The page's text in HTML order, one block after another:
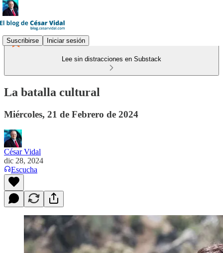
Suscribirse Iniciar sesión
Lee sin distracciones en Substack
La batalla cultural
Miércoles, 21 de Febrero de 2024
César Vidal
dic 28, 2024
Escucha